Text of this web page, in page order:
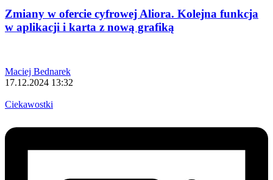
Zmiany w ofercie cyfrowej Aliora. Kolejna funkcja
w aplikacji i karta z nową grafiką
Maciej Bednarek
17.12.2024 13:32
Ciekawostki